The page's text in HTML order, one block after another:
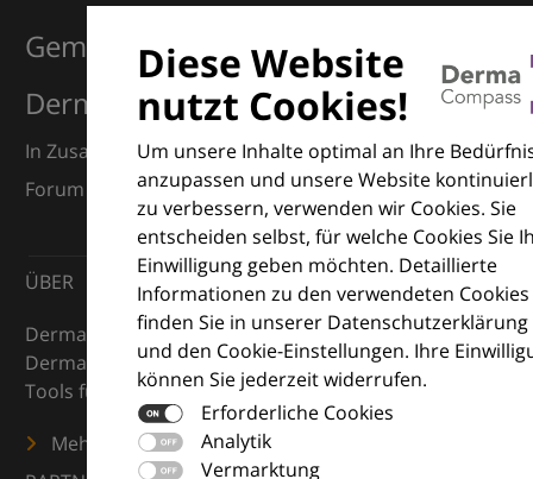
Diese Website
nutzt Cookies!
Um unsere Inhalte optimal an Ihre
anzupassen und unsere Website
zu verbessern, verwenden wir Cookies. Sie
entscheiden selbst, für welche Cookies Sie
Einwilligung geben möchten. Detaillierte
Informationen zu den verwendeten Cookies
finden Sie in unserer Datenschutzerklärung
und den Cookie-Einstellungen. Ihre
können Sie jederzeit widerrufen.
Erforderliche Cookies
Analytik
Vermarktung
Gemeinsam für Exzellenz in der
Dermatologie
In Zusammenarbeit mit dem European Dermatology
Forum (EDF) und Euroderm Excellence
ÜBER
DermaCompass ist Ihr digitaler Kompass für die
Dermatologie – mit Wissen, Bildern und praktischen
Tools für den klinischen Alltag.
Mehr erfahren